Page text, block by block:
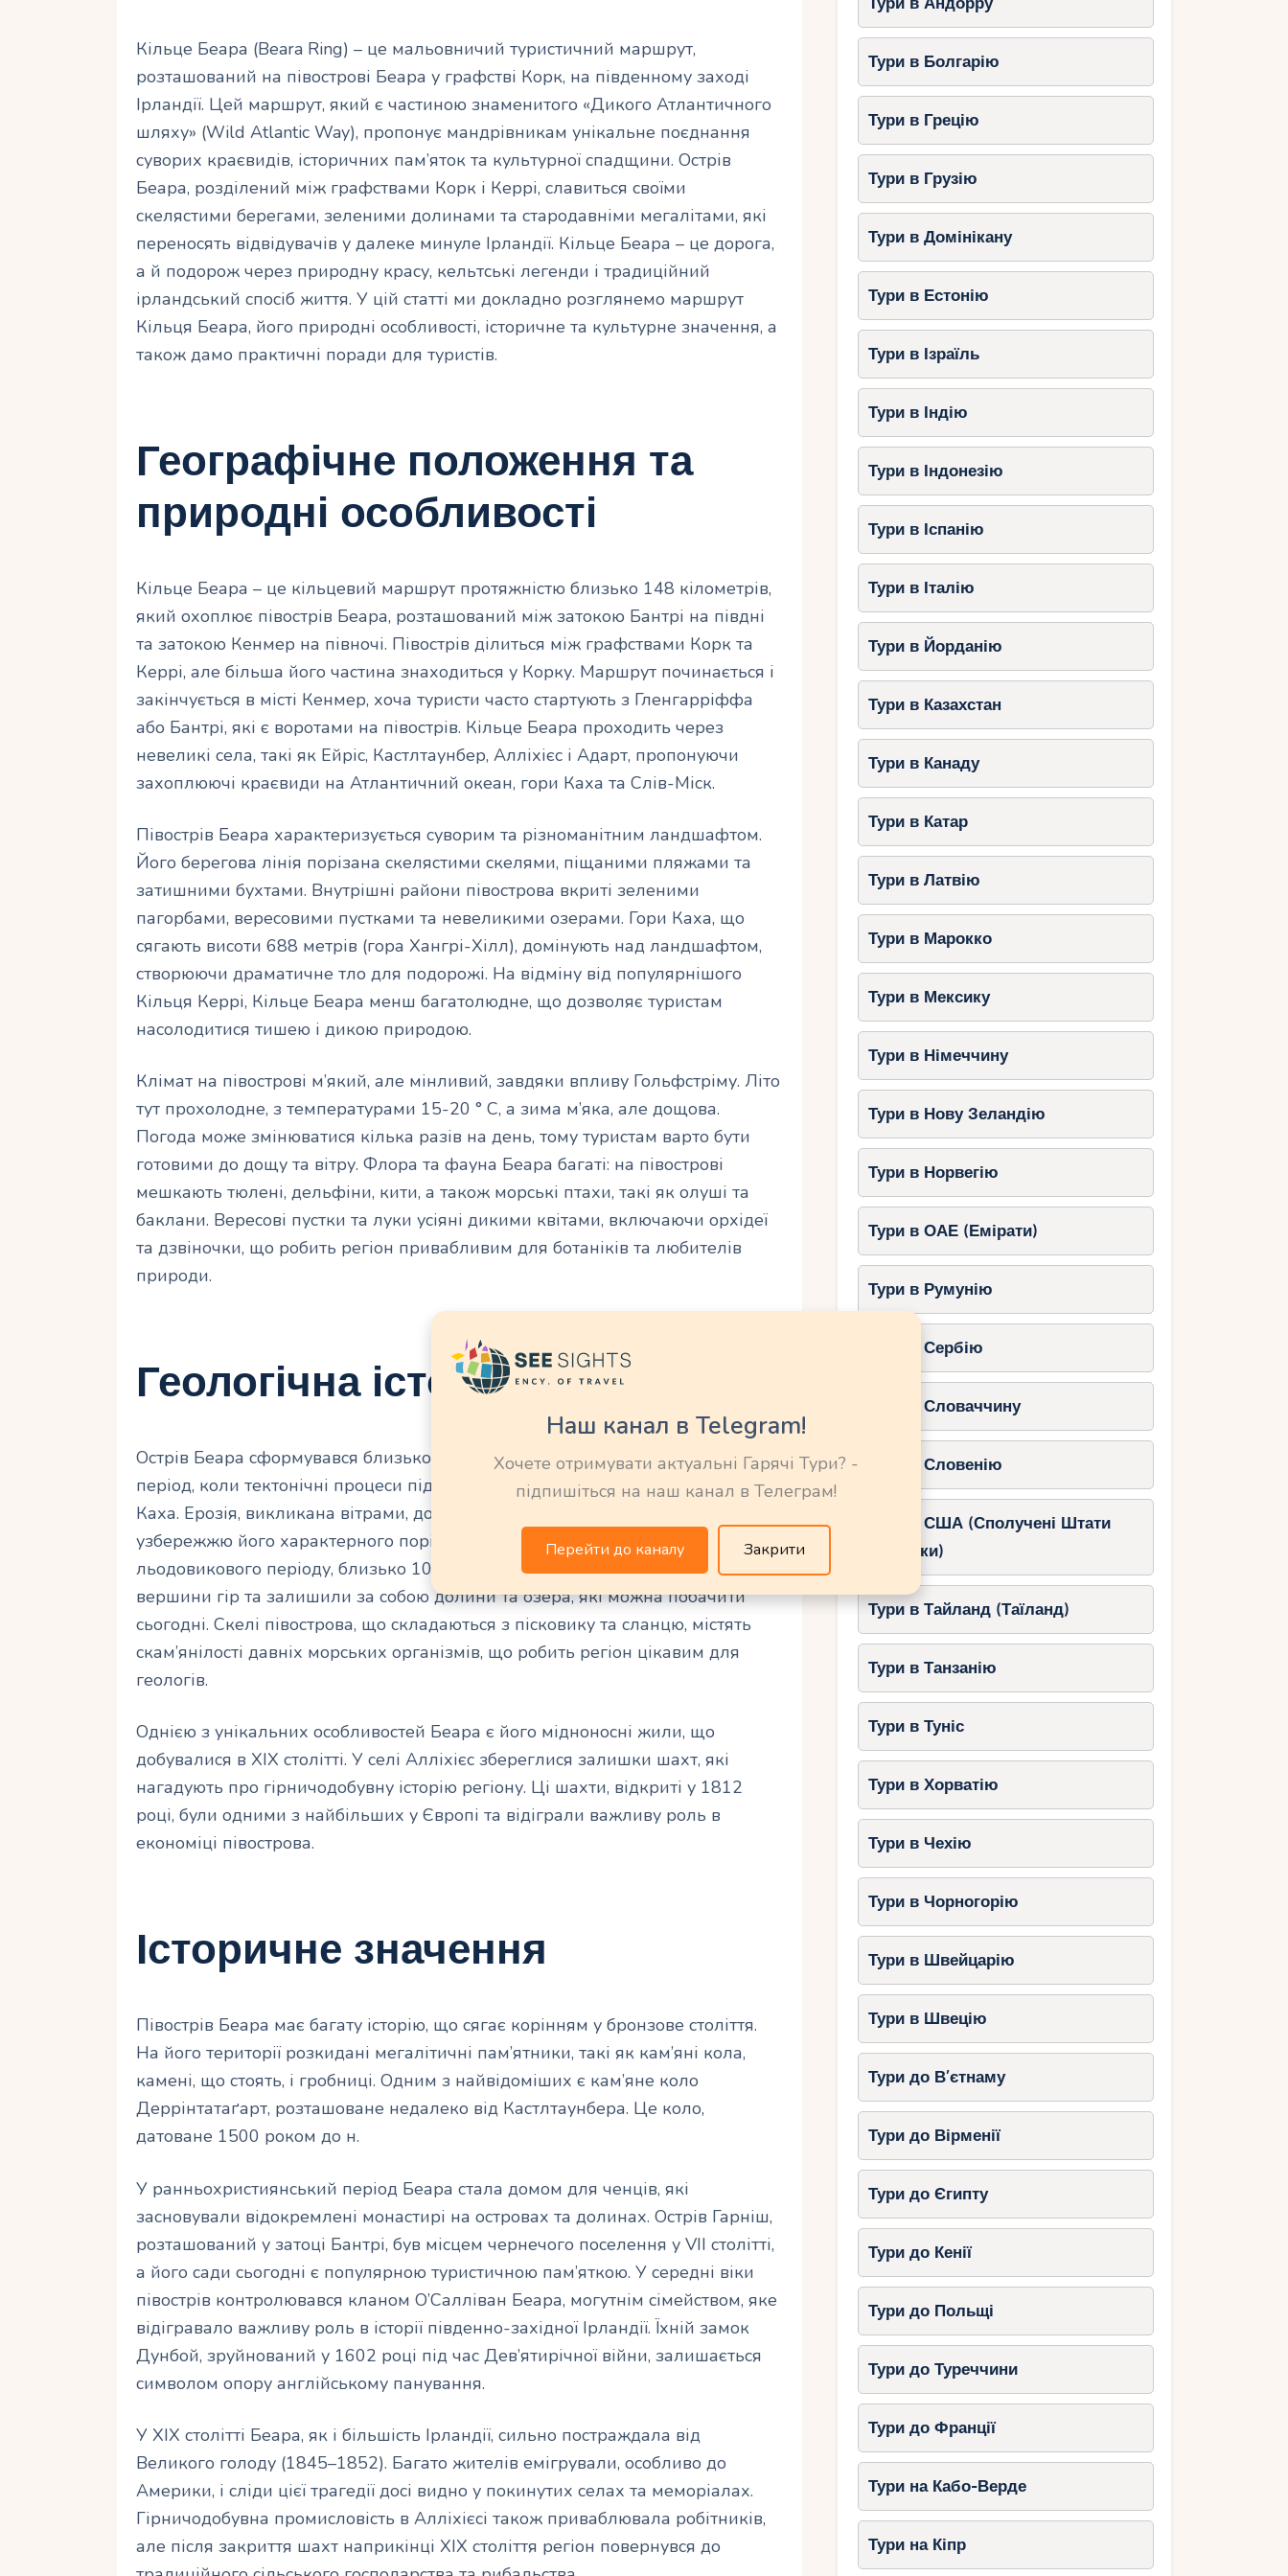
Кільце Беара (Beara Ring) – це мальовничий туристичний маршрут,
розташований на півострові Беара у графстві Корк, на південному заході
Ірландії. Цей маршрут, який є частиною знаменитого «Дикого Атлантичного
шляху» (Wild Atlantic Way), пропонує мандрівникам унікальне поєднання
суворих краєвидів, історичних пам’яток та культурної спадщини. Острів
Беара, розділений між графствами Корк і Керрі, славиться своїми
скелястими берегами, зеленими долинами та стародавніми мегалітами, які
переносять відвідувачів у далеке минуле Ірландії. Кільце Беара – це дорога,
а й подорож через природну красу, кельтські легенди і традиційний
ірландський спосіб життя. У цій статті ми докладно розглянемо маршрут
Кільця Беара, його природні особливості, історичне та культурне значення, а
також дамо практичні поради для туристів.
Географічне положення та
природні особливості
Кільце Беара – це кільцевий маршрут протяжністю близько 148 кілометрів,
який охоплює півострів Беара, розташований між затокою Бантрі на півдні
та затокою Кенмер на півночі. Півострів ділиться між графствами Корк та
Керрі, але більша його частина знаходиться у Корку. Маршрут починається і
закінчується в місті Кенмер, хоча туристи часто стартують з Гленгарріффа
або Бантрі, які є воротами на півострів. Кільце Беара проходить через
невеликі села, такі як Ейріс, Кастлтаунбер, Алліхієс і Адарт, пропонуючи
захоплюючі краєвиди на Атлантичний океан, гори Каха та Слів-Міск.
Півострів Беара характеризується суворим та різноманітним ландшафтом.
Його берегова лінія порізана скелястими скелями, піщаними пляжами та
затишними бухтами. Внутрішні райони півострова вкриті зеленими
пагорбами, вересовими пустками та невеликими озерами. Гори Каха, що
сягають висоти 688 метрів (гора Хангрі-Хілл), домінують над ландшафтом,
створюючи драматичне тло для подорожі. На відміну від популярнішого
Кільця Керрі, Кільце Беара менш багатолюдне, що дозволяє туристам
насолодитися тишею і дикою природою.
Клімат на півострові м’який, але мінливий, завдяки впливу Гольфстріму. Літо
тут прохолодне, з температурами 15-20 ° C, а зима м’яка, але дощова.
Погода може змінюватися кілька разів на день, тому туристам варто бути
готовими до дощу та вітру. Флора та фауна Беара багаті: на півострові
мешкають тюлені, дельфіни, кити, а також морські птахи, такі як олуші та
баклани. Вересові пустки та луки усіяні дикими квітами, включаючи орхідеї
та дзвіночки, що робить регіон привабливим для ботаніків та любителів
природи.
Геологічна історія
Острів Беара сформувався близько 400 мільйонів років тому, в девонський
період, коли тектонічні процеси підняли осадові породи, що утворюють гори
Каха. Ерозія, викликана вітрами, дощами та океанськими хвилями, надала
узбережжю його характерного порізаного вигляду. Під час останнього
льодовикового періоду, близько 10 000 років тому, льодовики згладили
вершини гір та залишили за собою долини та озера, які можна побачити
сьогодні. Скелі півострова, що складаються з пісковику та сланцю, містять
скам’янілості давніх морських організмів, що робить регіон цікавим для
геологів.
Однією з унікальних особливостей Беара є його мідноносні жили, що
добувалися в XIX столітті. У селі Алліхієс збереглися залишки шахт, які
нагадують про гірничодобувну історію регіону. Ці шахти, відкриті у 1812
році, були одними з найбільших у Європі та відіграли важливу роль в
економіці півострова.
Історичне значення
Півострів Беара має багату історію, що сягає корінням у бронзове століття.
На його території розкидані мегалітичні пам’ятники, такі як кам’яні кола,
камені, що стоять, і гробниці. Одним з найвідоміших є кам’яне коло
Деррінтатаґарт, розташоване недалеко від Кастлтаунбера. Це коло,
датоване 1500 роком до н.
У ранньохристиянський період Беара стала домом для ченців, які
засновували відокремлені монастирі на островах та долинах. Острів Гарніш,
розташований у затоці Бантрі, був місцем чернечого поселення у VII столітті,
а його сади сьогодні є популярною туристичною пам’яткою. У середні віки
півострів контролювався кланом О’Салліван Беара, могутнім сімейством, яке
відігравало важливу роль в історії південно-західної Ірландії. Їхній замок
Дунбой, зруйнований у 1602 році під час Дев’ятирічної війни, залишається
символом опору англійському панування.
У ХІХ столітті Беара, як і більшість Ірландії, сильно постраждала від
Великого голоду (1845–1852). Багато жителів емігрували, особливо до
Америки, і сліди цієї трагедії досі видно у покинутих селах та меморіалах.
Гірничодобувна промисловість в Алліхієсі також приваблювала робітників,
але після закриття шахт наприкінці XIX століття регіон повернувся до
Тури в Болгарію
Тури в Грецію
Тури в Грузію
Тури в Домінікану
Тури в Естонію
Тури в Ізраїль
Тури в Індію
Тури в Індонезію
Тури в Іспанію
Тури в Італію
Тури в Йорданію
Тури в Казахстан
Тури в Канаду
Тури в Катар
Тури в Латвію
Тури в Марокко
Тури в Мексику
Тури в Німеччину
Тури в Нову Зеландію
Тури в Норвегію
Тури в ОАЕ (Емірати)
Тури в Румунію
Тури в Сербію
Тури в Словаччину
Тури в Словенію
Тури в США (Сполучені Штати
Америки)
Тури в Тайланд (Таїланд)
Тури в Танзанію
Тури в Туніс
Тури в Хорватію
Тури в Чехію
Тури в Чорногорію
Тури в Швейцарію
Тури в Швецію
Тури до В’єтнаму
Тури до Вірменії
Тури до Єгипту
Тури до Кенії
Тури до Польщі
Тури до Туреччини
Тури до Франції
Тури на Кабо-Верде
Тури на Кіпр
Наш канал в Telegram!
Хочете отримувати актуальні Гарячі Тури? -
підпишіться на наш канал в Телеграм!
Перейти до каналу Закрити